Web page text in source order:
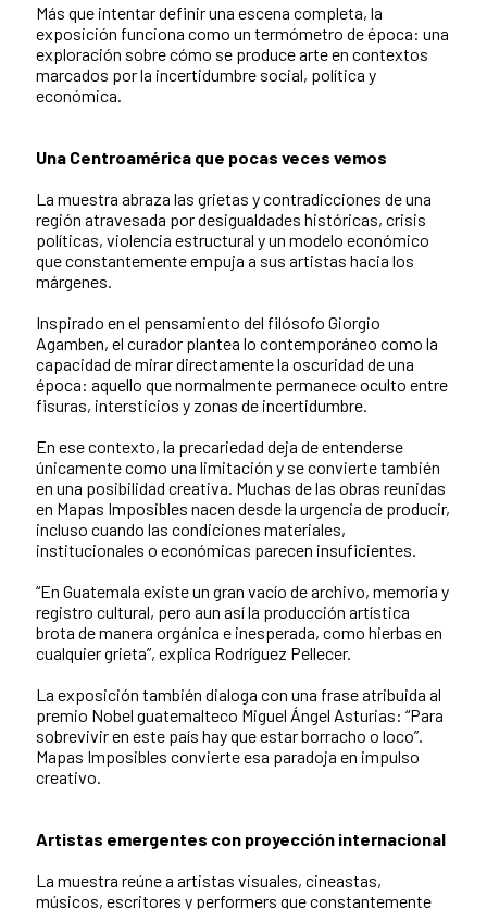
Más que intentar definir una escena completa, la
exposición funciona como un termómetro de época: una
exploración sobre cómo se produce arte en contextos
marcados por la incertidumbre social, política y
económica.
Una Centroamérica que pocas veces vemos
La muestra abraza las grietas y contradicciones de una
región atravesada por desigualdades históricas, crisis
políticas, violencia estructural y un modelo económico
que constantemente empuja a sus artistas hacia los
márgenes.
Inspirado en el pensamiento del filósofo Giorgio
Agamben, el curador plantea lo contemporáneo como la
capacidad de mirar directamente la oscuridad de una
época: aquello que normalmente permanece oculto entre
fisuras, intersticios y zonas de incertidumbre.
En ese contexto, la precariedad deja de entenderse
únicamente como una limitación y se convierte también
en una posibilidad creativa. Muchas de las obras reunidas
en Mapas Imposibles nacen desde la urgencia de producir,
incluso cuando las condiciones materiales,
institucionales o económicas parecen insuficientes.
“En Guatemala existe un gran vacío de archivo, memoria y
registro cultural, pero aun así la producción artística
brota de manera orgánica e inesperada, como hierbas en
cualquier grieta”, explica Rodríguez Pellecer.
La exposición también dialoga con una frase atribuida al
premio Nobel guatemalteco Miguel Ángel Asturias: “Para
sobrevivir en este país hay que estar borracho o loco”.
Mapas Imposibles convierte esa paradoja en impulso
creativo.
Artistas emergentes con proyección internacional
La muestra reúne a artistas visuales, cineastas,
músicos, escritores y performers que constantemente